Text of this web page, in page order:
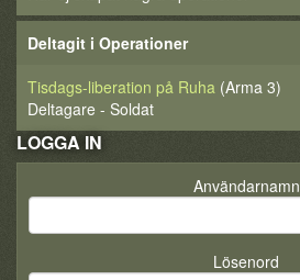
Deltagit i Operationer
Tisdags-liberation på Ruha (Arma 3)
Deltagare - Soldat
LOGGA IN
Användarnamn
Lösenord